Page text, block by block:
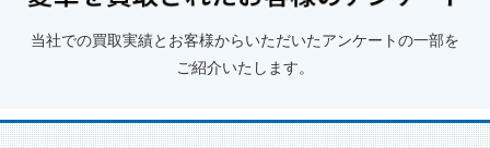
当社での買取実績とお客様からいただいたアンケートの一部を
ご紹介いたします。